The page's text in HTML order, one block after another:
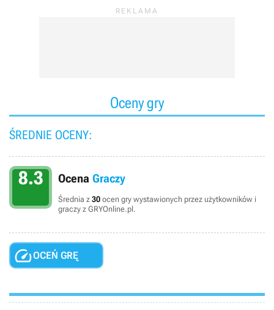
Oceny gry
ŚREDNIE OCENY:
8.3 Ocena Graczy
Średnia z 30 ocen gry wystawionych przez użytkowników i
graczy z GRYOnline.pl.
OCEŃ GRĘ